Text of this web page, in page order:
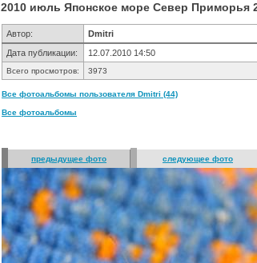
2010 июль Японское море Север Приморья
Автор:
Dmitri
Дата публикации:
12.07.2010 14:50
Всего просмотров: 3973
Все фотоальбомы пользователя Dmitri (44)
Все фотоальбомы
предыдущее фото следующее фото